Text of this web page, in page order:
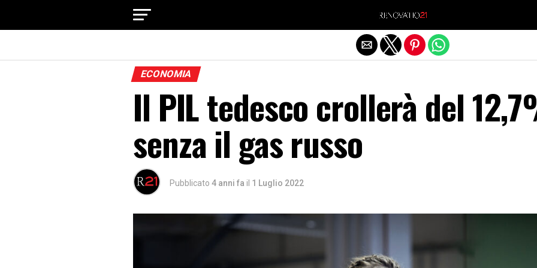
ECONOMIA
Il PIL tedesco crollerà del
senza il gas russo
Pubblicato 4 anni fa il 1 Luglio 2022
Exit mobile version